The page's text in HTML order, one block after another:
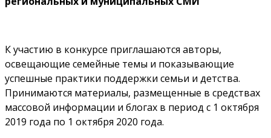
К участию в конкурсе приглашаются авторы,
освещающие семейные темы и показывающие
успешные практики поддержки семьи и детства.
Принимаются материалы, размещенные в средствах
массовой информации и блогах в период с 1 октября
2019 года по 1 октября 2020 года.